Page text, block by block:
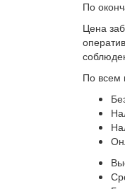
По
Цена
По всем